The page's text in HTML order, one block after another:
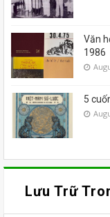
Văn
1986
5
Lưu Trữ